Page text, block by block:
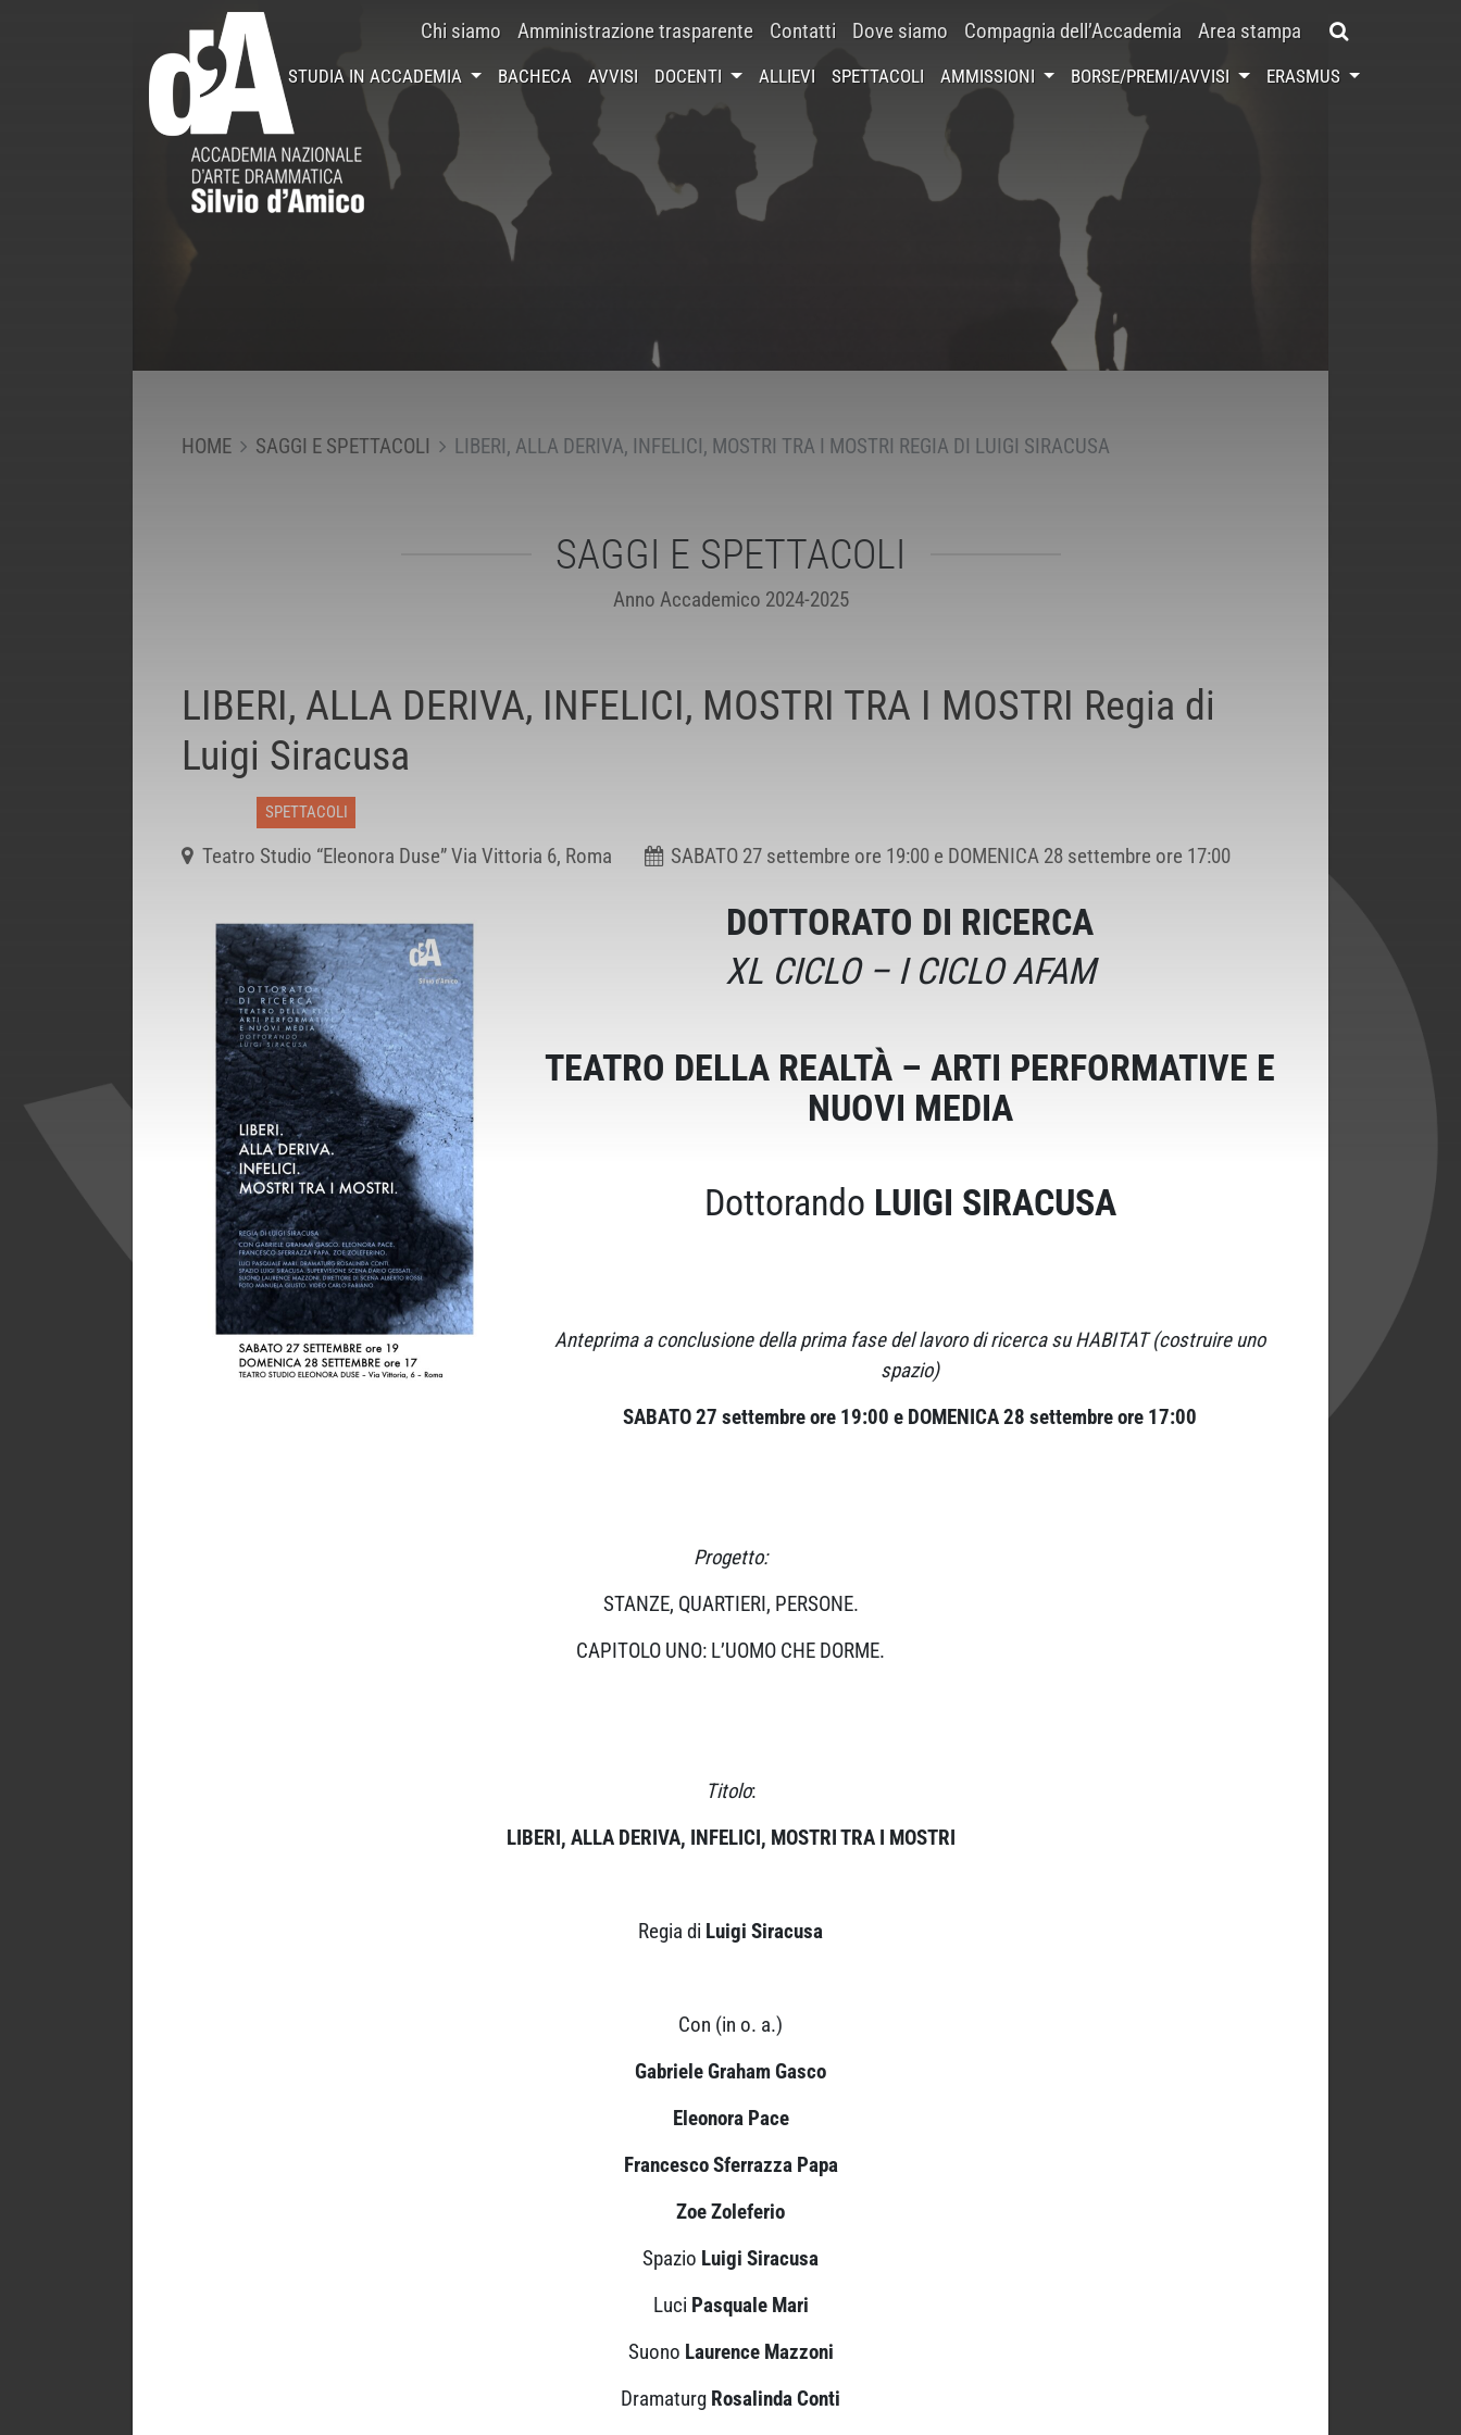
Chi siamo Amministrazione trasparente Contatti Dove siamo Compagnia dell’Accademia Area stampa
STUDIA IN ACCADEMIA BACHECA AVVISI DOCENTI ALLIEVI SPETTACOLI AMMISSIONI BORSE/PREMI/AVVISI ERASMUS
HOME SAGGI E SPETTACOLI LIBERI, ALLA DERIVA, INFELICI, MOSTRI TRA I MOSTRI REGIA DI LUIGI SIRACUSA
SAGGI E SPETTACOLI
Anno Accademico 2024-2025
LIBERI, ALLA DERIVA, INFELICI, MOSTRI TRA I MOSTRI Regia di
Luigi Siracusa
SPETTACOLI
Teatro Studio “Eleonora Duse” Via Vittoria 6, Roma SABATO 27 settembre ore 19:00 e DOMENICA 28 settembre ore 17:00
DOTTORATO DI RICERCA
XL CICLO – I CICLO AFAM
TEATRO DELLA REALTÀ – ARTI PERFORMATIVE E
NUOVI MEDIA
Dottorando LUIGI SIRACUSA
Anteprima a conclusione della prima fase del lavoro di ricerca su HABITAT (costruire uno
spazio)
SABATO 27 settembre ore 19:00 e DOMENICA 28 settembre ore 17:00
Progetto:
STANZE, QUARTIERI, PERSONE.
CAPITOLO UNO: L’UOMO CHE DORME.
Titolo:
LIBERI, ALLA DERIVA, INFELICI, MOSTRI TRA I MOSTRI
Regia di Luigi Siracusa
Con (in o. a.)
Gabriele Graham Gasco
Eleonora Pace
Francesco Sferrazza Papa
Zoe Zoleferio
Spazio Luigi Siracusa
Luci Pasquale Mari
Suono Laurence Mazzoni
Dramaturg Rosalinda Conti